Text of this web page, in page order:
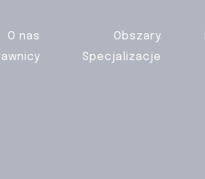
O nas Obszary
Specjalizacje